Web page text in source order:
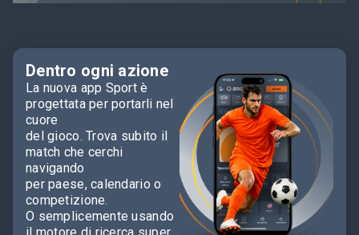
Dentro ogni azione
La nuova app Sport è
progettata per portarli nel
cuore
del gioco. Trova subito il
match che cerchi
navigando
per paese, calendario o
competizione.
O semplicemente usando